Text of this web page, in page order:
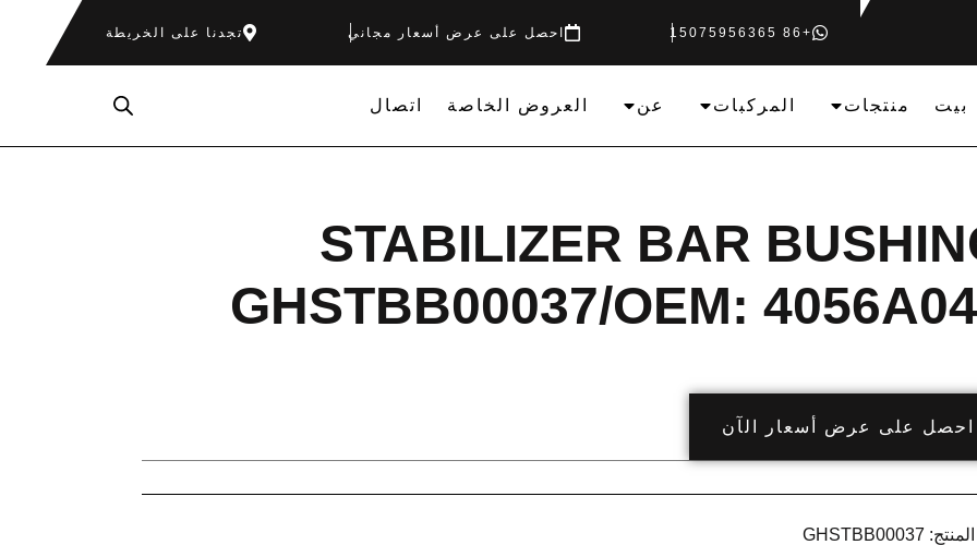
+86 15075956365 احصل على عرض أسعار مجاني تجدنا على الخريطة
بيت منتجات المركبات عن العروض الخاصة اتصال
STABILIZER BAR
GHSTBB00037/OEM:
احصل على عرض أسعار الآن
GHSTBB00037